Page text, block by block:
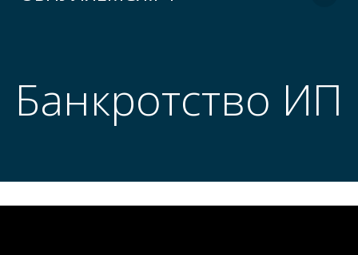
Банкротство ИП